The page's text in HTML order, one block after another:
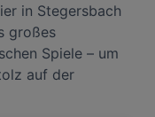
in Stegersbach
großes
Spiele – um
auf der
um
zur Identifikation
auf einem
von Werbeleistung
sowie Entwicklung